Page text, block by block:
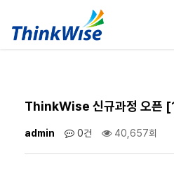
ThinkWise 신규과정 오픈
admin 0건 40,657회